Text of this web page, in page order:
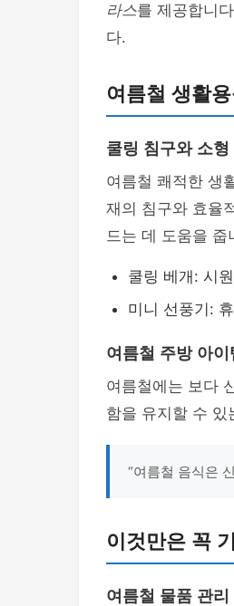
라스를 제공합니
다.
여름철 생활
쿨링 침구와 소형
여름철 쾌적한 생
재의 침구와 효율
드는 데 도움을 줍
쿨링 베개: 시
미니 선풍기:
여름철 주방 아이
여름철에는 보다
함을 유지할 수 있
“여름철 음식은
이것만은 꼭
여름철 물품 관리